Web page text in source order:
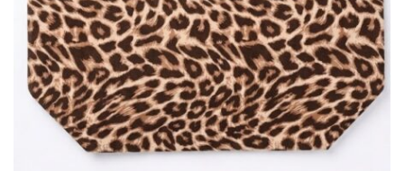
BOLSOS Y MONEDEROS
CALZADO
COMPLEMENTOS